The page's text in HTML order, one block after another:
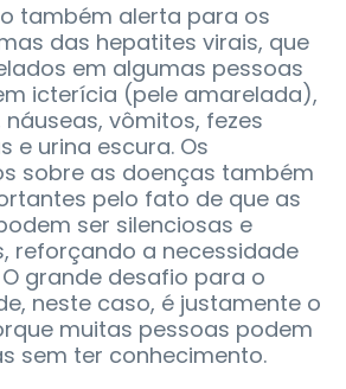
também alerta para os
das hepatites virais, que
em algumas pessoas
icterícia (pele amarelada),
vômitos, fezes
e urina escura. Os
sobre as doenças também
pelo fato de que as
ser silenciosas e
reforçando a necessidade
grande desafio para o
neste caso, é justamente o
muitas pessoas podem
sem ter conhecimento.